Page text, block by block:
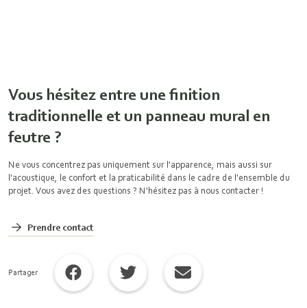
Vous hésitez entre une finition
traditionnelle et un panneau mural en
feutre ?
Ne vous concentrez pas uniquement sur l'apparence, mais aussi sur
l'acoustique, le confort et la praticabilité dans le cadre de l'ensemble du
projet. Vous avez des questions ? N'hésitez pas à nous contacter !
Prendre contact
Partager